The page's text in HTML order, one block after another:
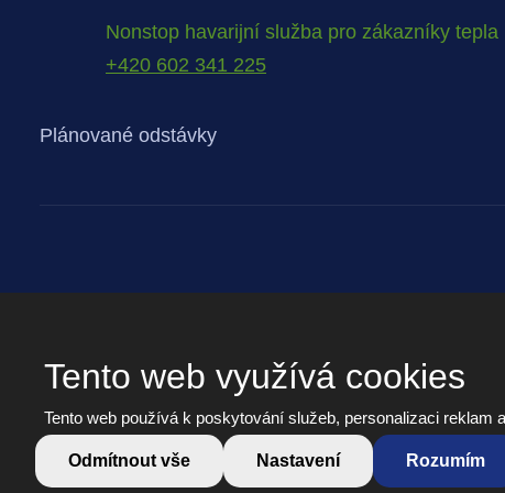
Nonstop havarijní služba pro zákazníky tepla
+420 602 341 225
Plánované odstávky
© 2026, - všechna práva vyhrazena vytvořila eBRÁNA s.r.o.
Informační memorandumCookiesProhlášení o přístupnosti
Tento web využívá cookies
Tento web používá k poskytování služeb, personalizaci
Odmítnout vše Nastavení Rozumím